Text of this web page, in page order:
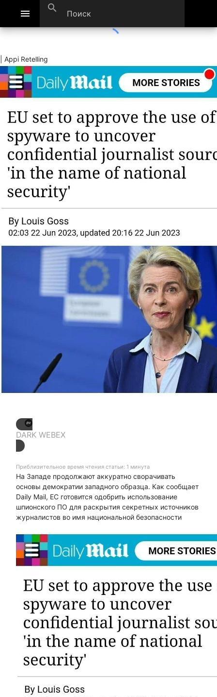
menu search
| Appi Retelling
DARK WEBEX
Приблизительное время чтения статьи: 1 минута
На Западе продолжают аккуратно сворачивать
основы демократии западного образца. Как сообщает
Daily Mail, ЕС готовится одобрить использование
шпионского ПО для раскрытия секретных источников
журналистов во имя национальной безопасности